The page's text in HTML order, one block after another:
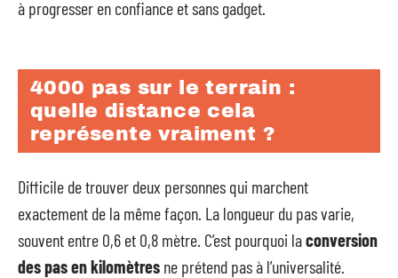
à progresser en confiance et sans gadget.
4000 pas sur le terrain :
quelle distance cela
représente vraiment ?
Difficile de trouver deux personnes qui marchent
exactement de la même façon. La longueur du pas varie,
souvent entre 0,6 et 0,8 mètre. C’est pourquoi laconversion
des pas en kilomètres ne prétend pas à l’universalité.